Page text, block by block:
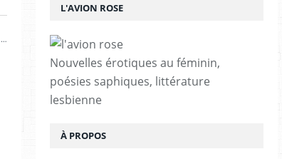
…
L'AVION ROSE
Nouvelles érotiques au féminin,
poésies saphiques, littérature
lesbienne
À PROPOS